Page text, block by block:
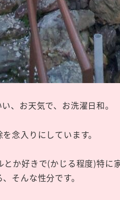
、お天気で、お洗濯日和。
念入りにしています。
か好きで(かじる程度)特
そんな性分です。